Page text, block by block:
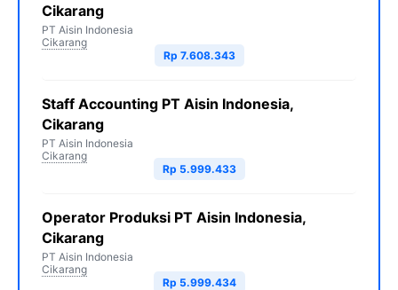
Cikarang
PT Aisin Indonesia
Cikarang
Rp 7.608.343
Staff Accounting PT Aisin Indonesia,
Cikarang
PT Aisin Indonesia
Cikarang
Rp 5.999.433
Operator Produksi PT Aisin Indonesia,
Cikarang
PT Aisin Indonesia
Cikarang
Rp 5.999.434